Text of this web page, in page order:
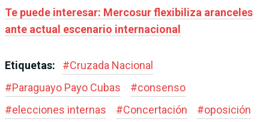
Te puede interesar: Mercosur flexibiliza aranceles
ante actual escenario internacional
Etiquetas: #Cruzada Nacional
#Paraguayo Payo Cubas #consenso
#elecciones internas #Concertación #oposición